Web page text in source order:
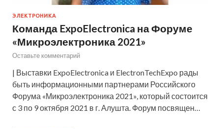
ЭЛЕКТРОНИКА
Команда ExpoElectronica на Форуме
«Микроэлектроника 2021»
Оставьте комментарий
| Выставки ExpoElectronica и ElectronTechExpo рады
быть информационными партнерами Российского
Форума «Микроэлектроника 2021», который состоится
с 3 по 9 октября 2021 в г. Алушта. Форум посвящен…